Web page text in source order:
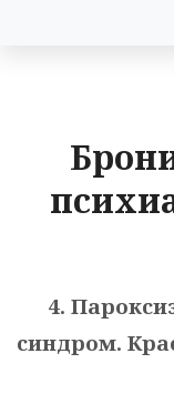
4.
синдром.